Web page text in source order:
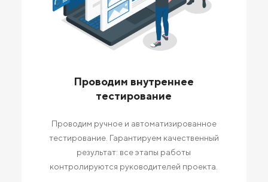
Проводим внутреннее
тестирование
Проводим ручное и автоматизированное
тестирование. Гарантируем качественный
результат: все этапы работы
контролируются руководителей проекта.